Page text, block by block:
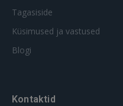
Tagasiside
Küsimused ja vastused
Blogi
Kontaktid